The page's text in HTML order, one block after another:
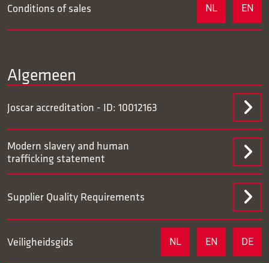
Conditions of sales NL EN
Algemeen
Joscar accreditation - ID: 10012163
Modern slavery and human
trafficking statement
Supplier Quality Requirements
Veiligheidsgids NL EN DE